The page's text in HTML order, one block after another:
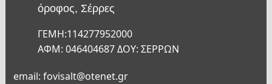
όροφος, Σέρρες
ΓΕΜΗ:114277952000
ΑΦΜ: 046404687 ΔΟΥ: ΣΕΡΡΩΝ
email: fovisalt@otenet.gr